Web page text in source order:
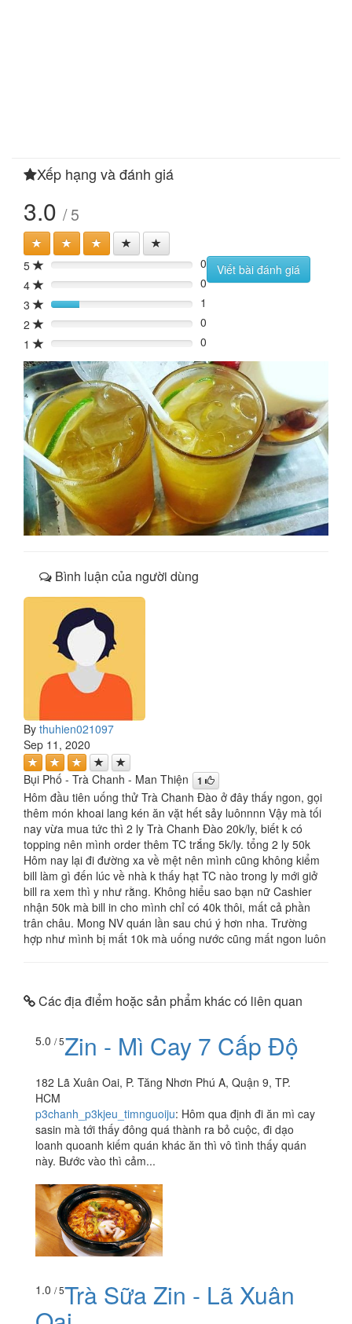
Xếp hạng và đánh giá
3.0 / 5
5 0%
0
4
0%
0
3
20%
1
2
0%
0
1
0% 0
Viết bài đánh giá
Bình luận của người dùng
By thuhien021097
Sep 11, 2020
Bụi Phố - Trà Chanh - Man Thiện 1
Hôm đầu tiên uống thử Trà Chanh Đào ở đây thấy ngon, gọi
thêm món khoai lang kén ăn vặt hết sảy luônnnn Vậy mà tối
nay vừa mua tức thì 2 ly Trà Chanh Đào 20k/ly, biết k có
topping nên mình order thêm TC trắng 5k/ly. tổng 2 ly 50k
Hôm nay lại đi đường xa về mệt nên mình cũng không kiểm
bill làm gì đến lúc về nhà k thấy hạt TC nào trong ly mới giở
bill ra xem thì y như rằng. Không hiểu sao bạn nữ Cashier
nhận 50k mà bill in cho mình chỉ có 40k thôi, mất cả phần
trân châu. Mong NV quán lần sau chú ý hơn nha. Trường
hợp như mình bị mất 10k mà uống nước cũng mất ngon luôn
Các địa điểm hoặc sản phẩm khác có liên quan
5.0 / 5Zin - Mì Cay 7 Cấp Độ
182 Lã Xuân Oai, P. Tăng Nhơn Phú A, Quận 9, TP.
HCM
p3chanh_p3kjeu_timnguoiju: Hôm qua định đi ăn mì cay
sasin mà tới thấy đông quá thành ra bỏ cuộc, đi dạo
loanh quoanh kiếm quán khác ăn thì vô tình thấy quán
này. Bước vào thì cảm...
1.0 / 5Trà Sữa Zin - Lã Xuân